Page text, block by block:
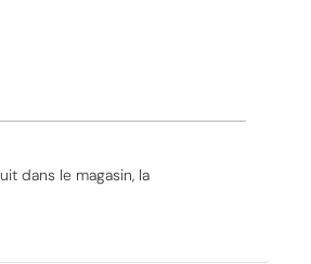
dans le magasin, la